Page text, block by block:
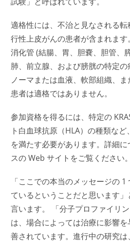
適格性には、不治と見なされる
行性上皮がんの患者が含まれます
消化管 (結腸、胃、胆嚢、胆管、
肺、前立腺、および膀胱の特定
ノーマまたは血液、軟部組織、
患者は適格ではありません。
参加資格を得るには、特定の
ト白血球抗原（HLA）の種類な
を満たす必要があります。詳細
スの Web サイトをご覧ください。
「ここでの本当のメッセージの
ているということだと思います
言います。 「分子プロファイリ
は、場合によっては治療に影響
善されています。進行中の研究